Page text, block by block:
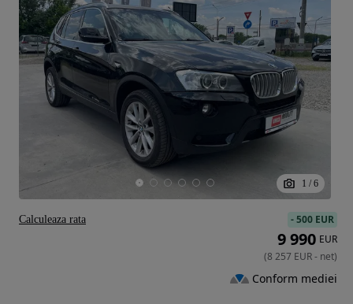
1 / 6
-500 EUR
9 990 EUR
(8 257 EUR- net)
Conform mediei
Calculeaza rata